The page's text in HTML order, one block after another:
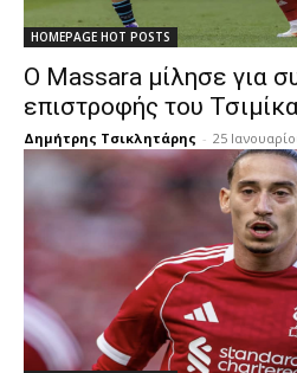
HOMEPAGE HOT POSTS
Ο Massara μίλησε για
επιστροφής του
Δημήτρης Τσικλητάρης - 25